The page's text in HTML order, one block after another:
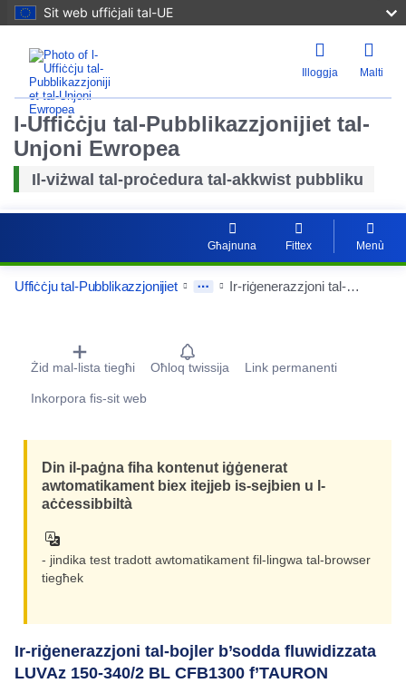
Sit web uffiċjali tal-UE
Illoggja Malti
l-Uffiċċju tal-Pubblikazzjonijiet tal-
Unjoni Ewropea
Il-viżwal tal-proċedura tal-akkwist pubbliku
Għajnuna Fittex Menù
Uffiċċju tal-Pubblikazzjonijiet Ir-riġenerazzjoni tal-bojler b’sodda fluwidizzata LUVAz 150-340/2 BL CFB1300 f’TAURON Wytwarzanie Spółka Akcyjna – Fergħa tal-Impjant tal-Enerġija ta’ Łagisza f’Będzin.
Procurement Detail Actions Portlet
Żid mal-lista tiegħi Oħloq twissija Link permanenti
Inkorpora fis-sit web
Din il-paġna fiha kontenut iġġenerat
awtomatikament biex itejjeb is-sejbien u l-
aċċessibbiltà
- jindika test tradott awtomatikament fil-lingwa tal-browser
tiegħek
Ir-riġenerazzjoni tal-bojler b’sodda fluwidizzata
LUVAz 150-340/2 BL CFB1300 f’TAURON